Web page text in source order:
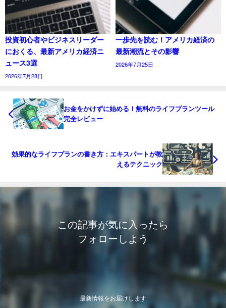
投資初心者やビジネスリーダー
におくる、最新アメリカ経済ニ
ュース3選
2026年7月28日
一歩先を読む！アメリカ経済の
最新潮流とその影響
2026年7月25日
お金をかけずに始める！無料のライフプランツール
完全レビュー
効果的なライフプランの書き方：エキスパートが教
えるテクニック
この記事が気に入ったら
フォローしよう
最新情報をお届けします